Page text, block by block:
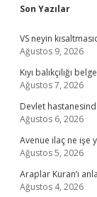
Son Yazılar
VS neyin
Ağustos 9, 2026
Kıyı balıkçılığı
Ağustos 7, 2026
Devlet
Ağustos 6, 2026
Avenue ilaç ne işe
Ağustos 5, 2026
Araplar Kuran’ı
Ağustos 4, 2026